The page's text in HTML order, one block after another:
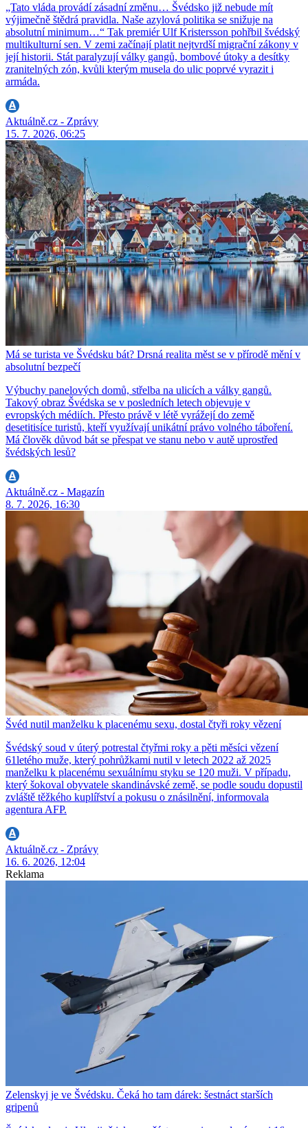
„Tato vláda provádí zásadní změnu… Švédsko již nebude mít
výjimečně štědrá pravidla. Naše azylová politika se snižuje na
absolutní minimum…“ Tak premiér Ulf Kristersson pohřbil švédský
multikulturní sen. V zemi začínají platit nejtvrdší migrační zákony v
její historii. Stát paralyzují války gangů, bombové útoky a desítky
zranitelných zón, kvůli kterým musela do ulic poprvé vyrazit i
armáda.
Aktuálně.cz - Zprávy
15. 7. 2026, 06:25
Má se turista ve Švédsku bát? Drsná realita měst se v přírodě mění v
absolutní bezpečí
Výbuchy panelových domů, střelba na ulicích a války gangů.
Takový obraz Švédska se v posledních letech objevuje v
evropských médiích. Přesto právě v létě vyrážejí do země
desetitisíce turistů, kteří využívají unikátní právo volného táboření.
Má člověk důvod bát se přespat ve stanu nebo v autě uprostřed
švédských lesů?
Aktuálně.cz - Magazín
8. 7. 2026, 16:30
Švéd nutil manželku k placenému sexu, dostal čtyři roky vězení
Švédský soud v úterý potrestal čtyřmi roky a pěti měsíci vězení
61letého muže, který pohrůžkami nutil v letech 2022 až 2025
manželku k placenému sexuálnímu styku se 120 muži. V případu,
který šokoval obyvatele skandinávské země, se podle soudu dopustil
zvláště těžkého kuplířství a pokusu o znásilnění, informovala
agentura AFP.
Aktuálně.cz - Zprávy
16. 6. 2026, 12:04
Reklama
Zelenskyj je ve Švédsku. Čeká ho tam dárek: šestnáct starších
gripenů